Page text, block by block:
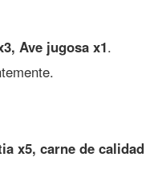
Ave jugosa x1.
x5, carne de calidad